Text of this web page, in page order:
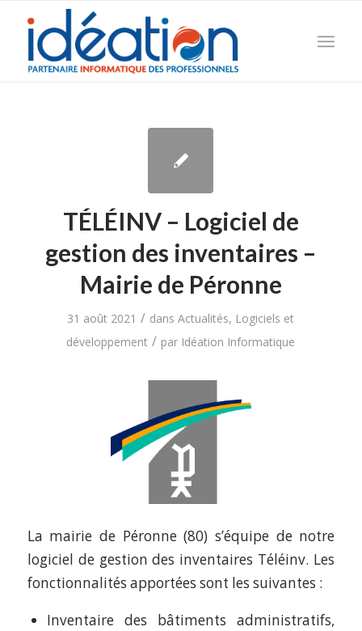
TÉLÉINV – Logiciel de
gestion des inventaires –
Mairie de Péronne
31 août 2021 / dansActualités, Logiciels et
développement / par Idéation Informatique
La mairie de Péronne (80) s’équipe de notre
logiciel de gestion des inventaires Téléinv. Les
fonctionnalités apportées sont les suivantes :
Inventaire des bâtiments administratifs,